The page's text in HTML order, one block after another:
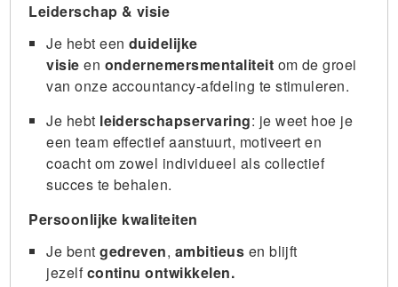
Leiderschap & visie
Je hebt een duidelijke
visie en ondernemersmentaliteit om de groei
van onze accountancy-afdeling te stimuleren.
Je hebt leiderschapservaring: je weet hoe je
een team effectief aanstuurt, motiveert en
coacht om zowel individueel als collectief
succes te behalen.
Persoonlijke kwaliteiten
Je bentgedreven, ambitieus en blijft
jezelfcontinu ontwikkelen.